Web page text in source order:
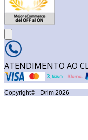
ATENDIMENTO AO
Copyright© - Drim 2026